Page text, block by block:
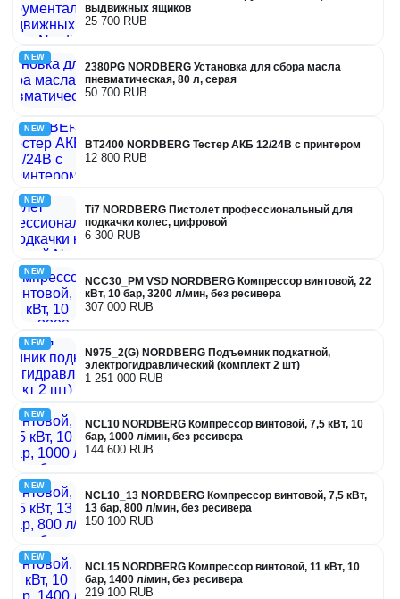
выдвижных ящиков
25 700 RUB
NEW
2380PG NORDBERG Установка для сбора масла
пневматическая, 80 л, серая
50 700 RUB
NEW
BT2400 NORDBERG Тестер АКБ 12/24В с принтером
12 800 RUB
NEW
Ti7 NORDBERG Пистолет профессиональный для
подкачки колес, цифровой
6 300 RUB
NEW
NCC30_PM VSD NORDBERG Компрессор винтовой, 22
кВт, 10 бар, 3200 л/мин, без ресивера
307 000 RUB
NEW
N975_2(G) NORDBERG Подъемник подкатной,
электрогидравлический (комплект 2 шт)
1 251 000 RUB
NEW
NCL10 NORDBERG Компрессор винтовой, 7,5 кВт, 10
бар, 1000 л/мин, без ресивера
144 600 RUB
NEW
NCL10_13 NORDBERG Компрессор винтовой, 7,5 кВт,
13 бар, 800 л/мин, без ресивера
150 100 RUB
NEW
NCL15 NORDBERG Компрессор винтовой, 11 кВт, 10
бар, 1400 л/мин, без ресивера
219 100 RUB